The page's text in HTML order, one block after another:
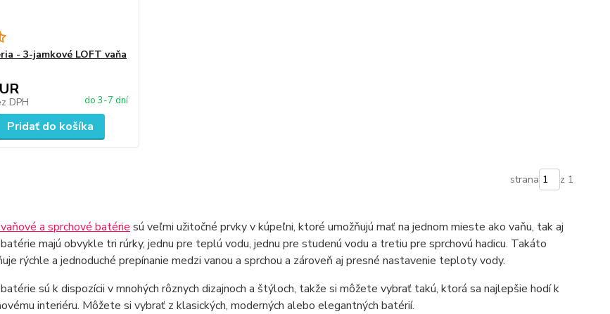
- 3-jamkové LOFT vaňa
DPH do 3-7 dní
Pridať do košíka
strana z 1
a sprchové batérie sú veľmi užitočné prvky v kúpeľni, ktoré umožňujú mať na jednom mieste ako vaňu, tak aj
majú obvykle tri rúrky, jednu pre teplú vodu, jednu pre studenú vodu a tretiu pre sprchovú hadicu. Takáto
rýchle a jednoduché prepínanie medzi vanou a sprchou a zároveň aj presné nastavenie teploty vody.
sú k dispozícii v mnohých rôznych dizajnoch a štýloch, takže si môžete vybrať takú, ktorá sa najlepšie hodí k
interiéru. Môžete si vybrať z klasických, moderných alebo elegantných batérií.